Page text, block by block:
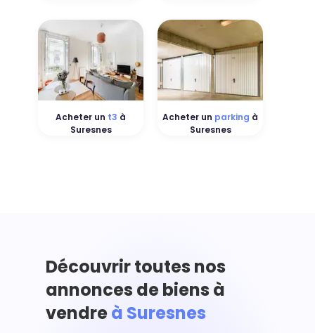
Acheter un t3 à
Suresnes
Acheter un parking à
Suresnes
Découvrir toutes nos
annonces de biens à
vendreà Suresnes